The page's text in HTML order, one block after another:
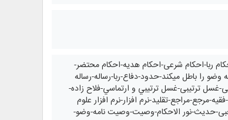
ربا-احکام شرعی-احکام هدیه-احكام محتضر-
را باطل میکند-حدود-دفاع-ربا-رساله-رساله
ترتیبی-غسل ترتيبي و ارتماسي-فلاح زاده-
مراجع-تقلید-نرم افزار-نرم افزار علوم
حدیث-نور الاحکام-وصیت-وصیت نامه-وضو-